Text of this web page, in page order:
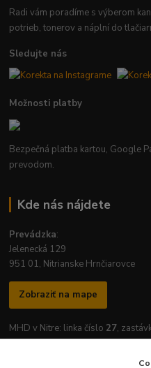
Radi vám poradíme s výberom
potrieb, tonerov a náplní do
Sledujte nás
Možnosti platby
Bezpečná platba kartou, Google
prevodom.
Kde nás nájdete
Prevádzka:
Jelenecká 129
951 01, Nitrianske Hrnčiarovce
Zobraziť na mape
MHD v Nitre: linka číslo 27,